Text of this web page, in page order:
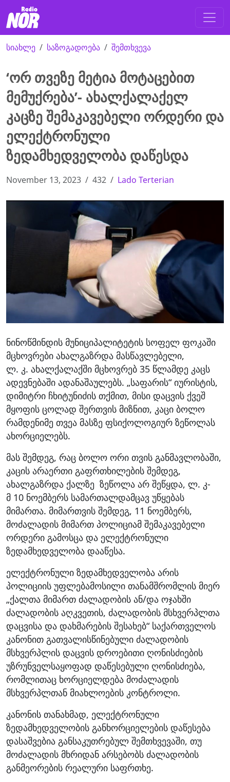
სიახლე საზოგადოება შემთხვევა
‘ორ თვეზე მეტია მოტაცებით
მემუქრება’- ახალქალაქელ
კაცზე შემაკავებელი ორდერი და
ელექტრონული
ზედამხედველობა დაწესდა
November 13, 2023 432 Lado Terterian
ნინოწმინდის მუნიციპალიტეტის სოფელ ფოკაში
მცხოვრები ახალგაზრდა მასწავლებელი,
ლ. კ. ახალქალაქში მცხოვრებ 35 წლამდე კაცს
ადევნებაში ადანაშაულებს. „საფარის“ იურისტის,
დიმიტრი ჩხიტუნიძის თქმით, მისი დაცვის ქვეშ
მყოფის ცოლად შერთვის მიზნით, კაცი ბოლო
რამდენიმე თვეა მასზე ფსიქოლოგიურ ზეწოლას
ახორციელებს.
მას შემდეგ, რაც ბოლო ორი თვის განმავლობაში,
კაცის არაერთი გაფრთხილების შემდეგ,
ახალგაზრდა ქალზე ზეწოლა არ შეწყდა, ლ. კ-
მ 10 ნოემბერს სამართალდამცავ უწყებას
მიმართა. მიმართვის შემდეგ, 11 ნოემბერს,
მოძალადის მიმართ პოლიციამ შემაკავებელი
ორდერი გამოსცა და ელექტრონული
ზედამხედველობა დააწესა.
ელექტრონული ზედამხედველობა არის
პოლიციის უფლებამოსილი თანამშრომლის მიერ
„ქალთა მიმართ ძალადობის ან/და ოჯახში
ძალადობის აღკვეთის, ძალადობის მსხვერპლთა
დაცვისა და დახმარების შესახებ“ საქართველოს
კანონით გათვალისწინებული ძალადობის
მსხვერპლის დაცვის დროებითი ღონისძიების
უზრუნველსაყოფად დაწესებული ღონისძიება,
რომლითაც ხორციელდება მოძალადის
მსხვერპლთან მიახლოების კონტროლი.
კანონის თანახმად, ელექტრონული
ზედამხედველობის განხორციელების დაწესება
დასაშვებია განსაკუთრებულ შემთხვევაში, თუ
მოძალადის მხრიდან არსებობს ძალადობის
განმეორების რეალური საფრთხე.